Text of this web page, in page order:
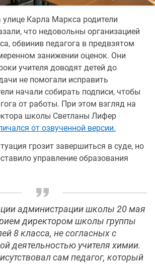
Карла Маркса родители
что недовольны организацией
обвинив педагога в предвзятом
занижении оценок. Они
учителя доводят детей до
не помогали исправить
начали собирать подписи, чтобы
от работы. При этом взгляд на
школы Светланы Лифер
от озвученной версии.
грозит завершиться в суде, но
управление образования
администрации школы 20 мая
директором школы группы
8 класса, не согласных с
деятельностью учителя химии.
сам педагог, который